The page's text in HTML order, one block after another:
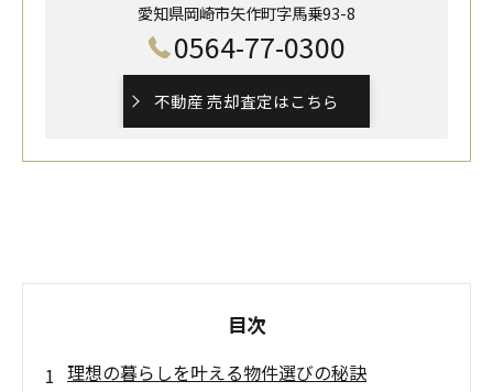
愛知県岡崎市矢作町字馬乗93-8
0564-77-0300
不動産 売却査定はこちら
目次
理想の暮らしを叶える物件選びの秘訣